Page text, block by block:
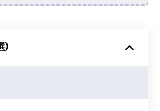
Google 雲端硬碟